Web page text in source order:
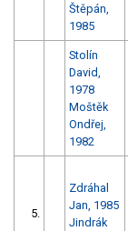
Štěpán,
1985
Stolín
David,
1978
Moštěk
Ondřej,
1982
5.
Zdráhal
Jan, 1985
Jindrák